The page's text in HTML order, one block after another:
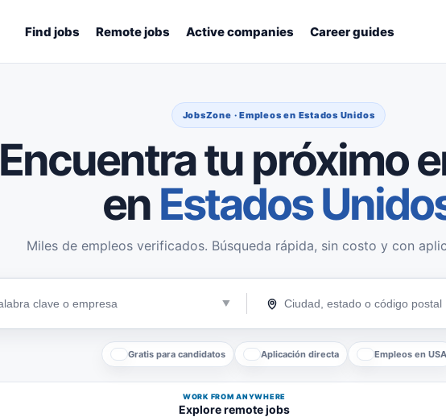
Find jobs Remote jobs Active companies Career guides
JobsZone · Empleos en Estados Unidos
Encuentra tu próximo
en Estados
Miles de empleos verificados. Búsqueda rápida, sin costo y con
Gratis para candidatos Aplicación directa Empleos en USA
WORK FROM ANYWHERE
Explore remote jobs